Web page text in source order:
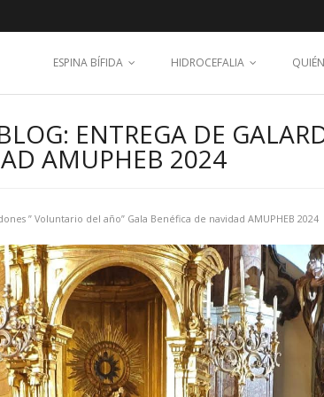
ESPINA BÍFIDA HIDROCEFALIA
ENTREGA DE
AMUPHEB 2024
” Voluntario del año” Gala Benéfica de navidad AMUPHEB 2024